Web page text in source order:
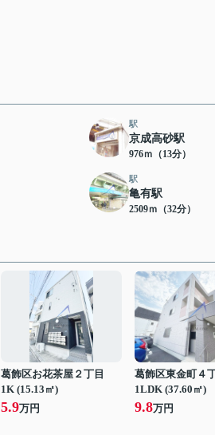
駅
京成高砂駅
976ｍ（13分）
駅
亀有駅
2509ｍ（32分）
葛飾区お花茶屋２丁目
1K (15.13㎡)
5.9万円
葛飾区東金町４
1LDK (37.60㎡)
9.8万円